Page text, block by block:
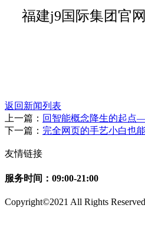
福建j9国际集团官
返回新闻列表
上一篇： 回智能概念降生的起点
下一篇： 完全网页的手艺小白也
友情链接
服务时间：09:00-21:00
Copyright©2021 All Rights